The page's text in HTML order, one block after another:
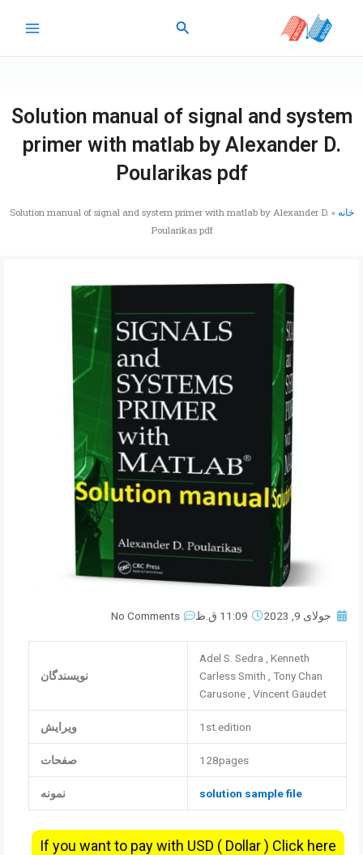
جستجو
Solution manual of signal and system
primer with matlab by Alexander D.
Poularikas pdf
خانه »
Solution manual of signal and system primer with matlab by Alexander D.
Poularikas pdf
جولای 9, 2023 11:09 ق.ظ No Comments
Adel S. Sedra , Kenneth
Carless Smith , Tony Chan
Carusone , Vincent Gaudet
نویسندگان
1st edition ویرایش
128pages صفحات
solution sample file نمونه
If you want to pay with USD ( Dollar ) Click here